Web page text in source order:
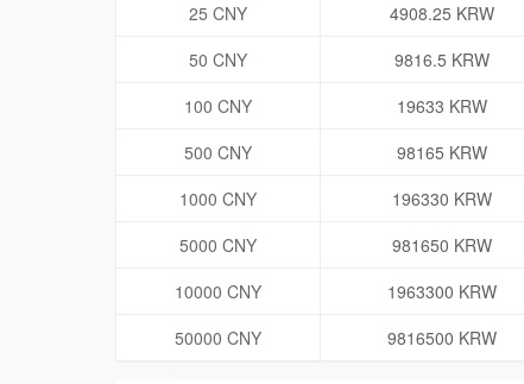
25 CNY
4908.25 KRW
50 CNY
9816.5 KRW
100 CNY
19633 KRW
500 CNY
98165 KRW
1000 CNY
196330 KRW
5000 CNY
981650 KRW
10000 CNY
1963300 KRW
50000 CNY
9816500 KRW